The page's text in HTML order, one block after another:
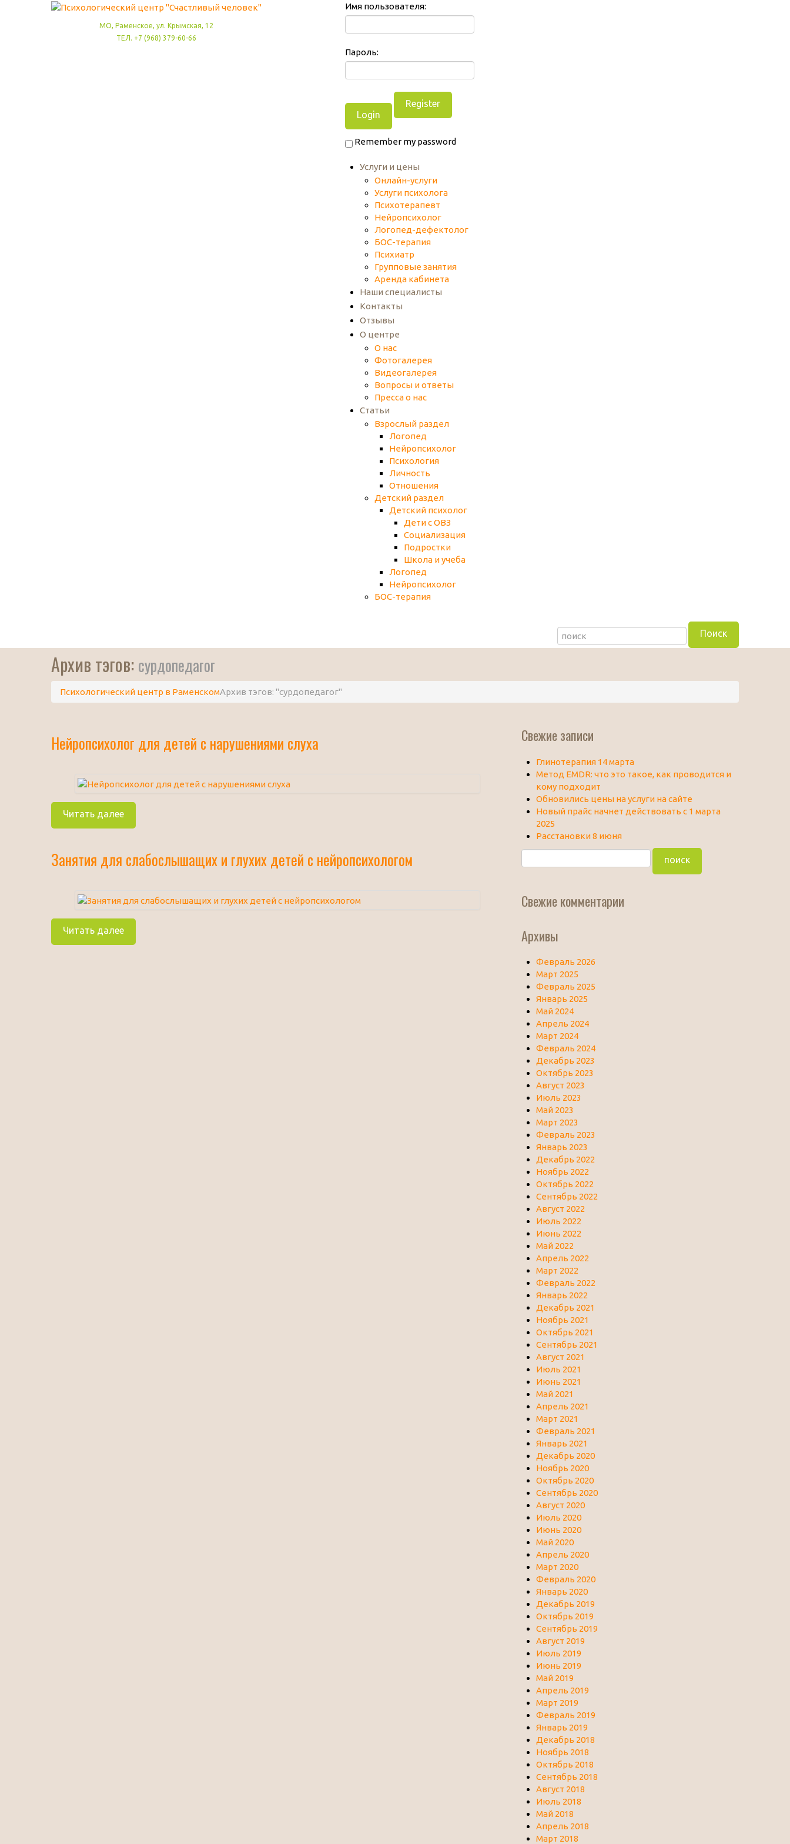
МО, Раменское, ул. Крымская, 12
ТЕЛ. +7 (968) 379-60-66
Имя пользователя:
Пароль:
Register
Remember my password
Услуги и цены
Онлайн-услуги
Услуги психолога
Психотерапевт
Нейропсихолог
Логопед-дефектолог
БОС-терапия
Психиатр
Групповые занятия
Аренда кабинета
Наши специалисты
Контакты
Отзывы
О центре
О нас
Фотогалерея
Видеогалерея
Вопросы и ответы
Пресса о нас
Статьи
Взрослый раздел
Логопед
Нейропсихолог
Психология
Личность
Отношения
Детский раздел
Детский психолог
Дети с ОВЗ
Социализация
Подростки
Школа и учеба
Логопед
Нейропсихолог
БОС-терапия
Архив тэгов: сурдопедагог
Психологический центр в РаменскомАрхив тэгов: "сурдопедагог"
Нейропсихолог для детей с нарушениями слуха
Читать далее
Занятия для слабослышащих и глухих детей с нейропсихологом
Читать далее
Свежие записи
Глинотерапия 14 марта
Метод EMDR: что это такое, как проводится и
кому подходит
Обновились цены на услуги на сайте
Новый прайс начнет действовать с 1 марта
2025
Расстановки 8 июня
Свежие комментарии
Архивы
Февраль 2026
Март 2025
Февраль 2025
Январь 2025
Май 2024
Апрель 2024
Март 2024
Февраль 2024
Декабрь 2023
Октябрь 2023
Август 2023
Июль 2023
Май 2023
Март 2023
Февраль 2023
Январь 2023
Декабрь 2022
Ноябрь 2022
Октябрь 2022
Сентябрь 2022
Август 2022
Июль 2022
Июнь 2022
Май 2022
Апрель 2022
Март 2022
Февраль 2022
Январь 2022
Декабрь 2021
Ноябрь 2021
Октябрь 2021
Сентябрь 2021
Август 2021
Июль 2021
Июнь 2021
Май 2021
Апрель 2021
Март 2021
Февраль 2021
Январь 2021
Декабрь 2020
Ноябрь 2020
Октябрь 2020
Сентябрь 2020
Август 2020
Июль 2020
Июнь 2020
Май 2020
Апрель 2020
Март 2020
Февраль 2020
Январь 2020
Декабрь 2019
Октябрь 2019
Сентябрь 2019
Август 2019
Июль 2019
Июнь 2019
Май 2019
Апрель 2019
Март 2019
Февраль 2019
Январь 2019
Декабрь 2018
Ноябрь 2018
Октябрь 2018
Сентябрь 2018
Август 2018
Июль 2018
Май 2018
Апрель 2018
Март 2018